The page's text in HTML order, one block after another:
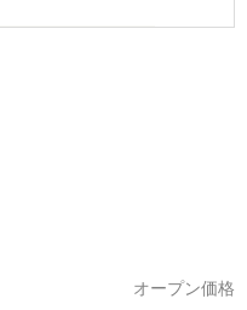
オープン価格